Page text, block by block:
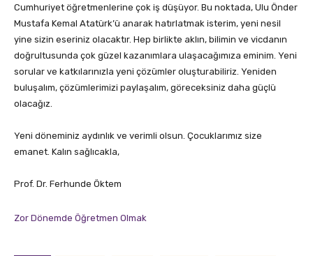
Cumhuriyet öğretmenlerine çok iş düşüyor. Bu noktada, Ulu Önder
Mustafa Kemal Atatürk’ü anarak hatırlatmak isterim, yeni nesil
yine sizin eseriniz olacaktır. Hep birlikte aklın, bilimin ve vicdanın
doğrultusunda çok güzel kazanımlara ulaşacağımıza eminim. Yeni
sorular ve katkılarınızla yeni çözümler oluşturabiliriz. Yeniden
buluşalım, çözümlerimizi paylaşalım, göreceksiniz daha güçlü
olacağız.
Yeni döneminiz aydınlık ve verimli olsun. Çocuklarımız size
emanet. Kalın sağlıcakla,
Prof. Dr. Ferhunde Öktem
Zor Dönemde Öğretmen Olmak